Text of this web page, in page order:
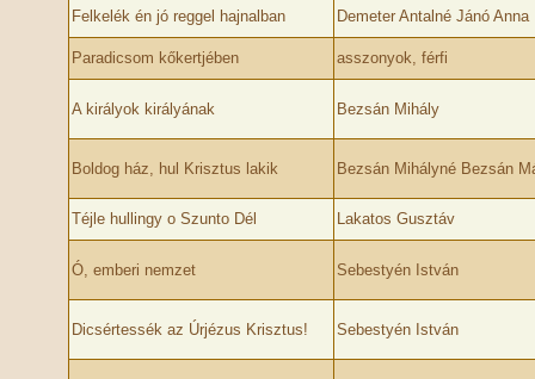
Felkelék én jó reggel hajnalban Demeter Antalné Jánó Anna
Paradicsom kőkertjében asszonyok, férfi
A királyok királyának Bezsán Mihály
Boldog ház, hul Krisztus lakik Bezsán Mihályné Bezsán
Téjle hullingy o Szunto Dél Lakatos Gusztáv
Ó, emberi nemzet Sebestyén István
Dicsértessék az Úrjézus Krisztus! Sebestyén István